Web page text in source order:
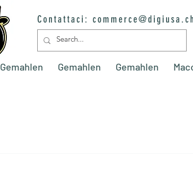
Contattaci: commerce@digiusa.ch
Gemahlen Gemahlen Gemahlen